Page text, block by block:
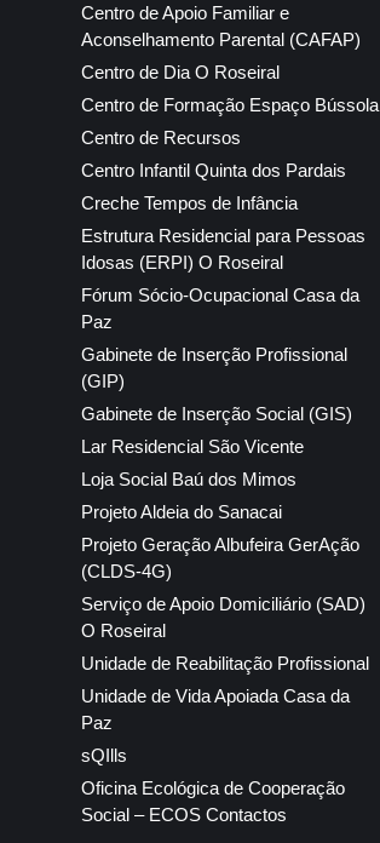
Centro de Apoio Familiar e
Aconselhamento Parental (CAFAP)
Centro de Dia O Roseiral
Centro de Formação Espaço Bússola
Centro de Recursos
Centro Infantil Quinta dos Pardais
Creche Tempos de Infância
Estrutura Residencial para Pessoas
Idosas (ERPI) O Roseiral
Fórum Sócio-Ocupacional Casa da
Paz
Gabinete de Inserção Profissional
(GIP)
Gabinete de Inserção Social (GIS)
Lar Residencial São Vicente
Loja Social Baú dos Mimos
Projeto Aldeia do Sanacai
Projeto Geração Albufeira GerAção
(CLDS-4G)
Serviço de Apoio Domiciliário (SAD)
O Roseiral
Unidade de Reabilitação Profissional
Unidade de Vida Apoiada Casa da
Paz
sQIlls
Oficina Ecológica de Cooperação
Social – ECOS Contactos